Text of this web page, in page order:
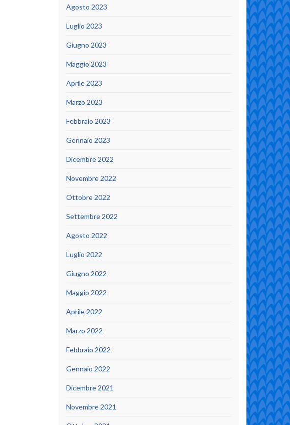
Agosto 2023
Luglio 2023
Giugno 2023
Maggio 2023
Aprile 2023
Marzo 2023
Febbraio 2023
Gennaio 2023
Dicembre 2022
Novembre 2022
Ottobre 2022
Settembre 2022
Agosto 2022
Luglio 2022
Giugno 2022
Maggio 2022
Aprile 2022
Marzo 2022
Febbraio 2022
Gennaio 2022
Dicembre 2021
Novembre 2021